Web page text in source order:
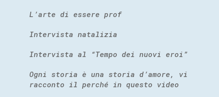
L’arte di essere prof
Intervista natalizia
Intervista al “Tempo dei nuovi eroi”
Ogni storia è una storia d’amore, vi
racconto il perché in questo video